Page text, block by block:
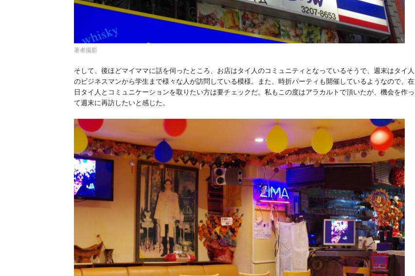
著者撮影
そして、後ほどマイママに話を伺ったところ、お店はタイ人のコミュニティとなっているそうで、週末はタイ人
のビジネスマンから学生まで様々な人が訪問している模様。また、時折パーティも開催しているようなので、在
日タイ人とコミュニケーションを取りたい方は要チェックだ。私もこの度はアラカルトで頂いたが、機会を作っ
て週末に再訪したいと感じた。